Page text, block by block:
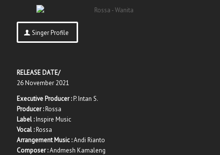
Singer Profile
RELEASE DATE/
26 November 2021
Executive Producer :P. Intan S.
Producer :Rossa
Label :Inspire Music
Vocal :Rossa
Arrangement Music :Andi Rianto
Composer :Andmesh Kamaleng